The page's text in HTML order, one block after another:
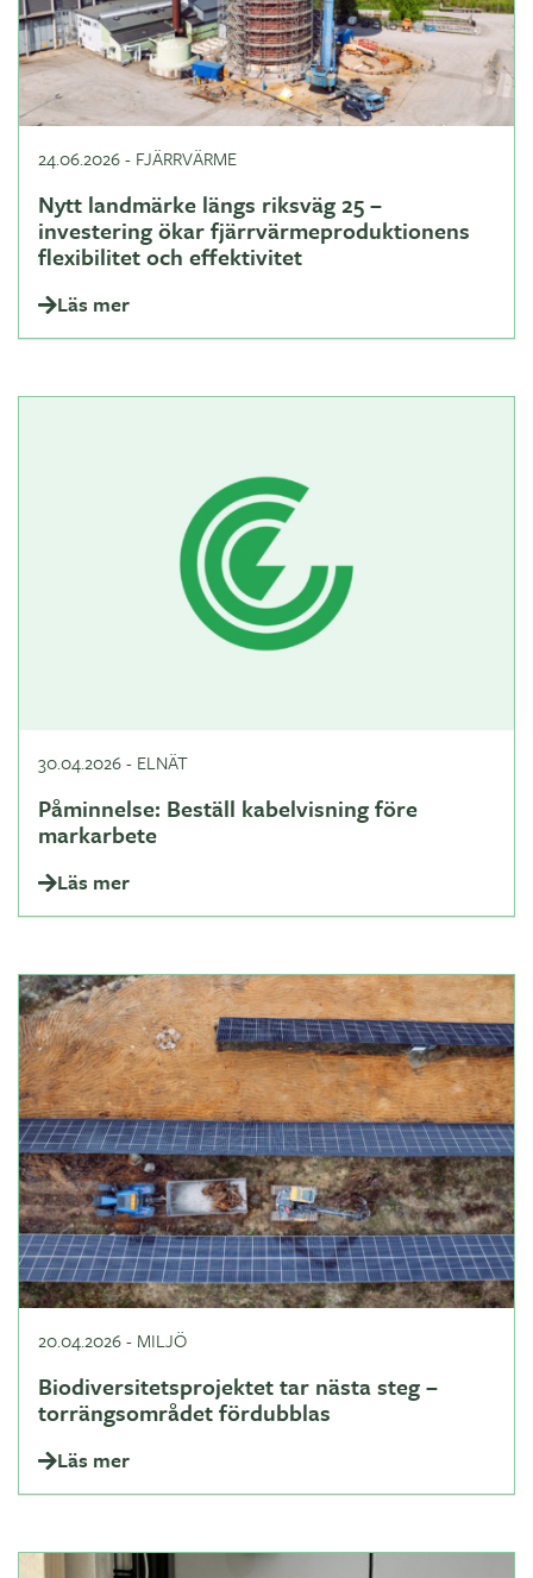
24.06.2026- FJÄRRVÄRME
Nytt landmärke längs riksväg 25 –
investering ökar fjärrvärmeproduktionens
flexibilitet och effektivitet
Läs mer
30.04.2026- ELNÄT
Påminnelse: Beställ kabelvisning före
markarbete
Läs mer
20.04.2026- MILJÖ
Biodiversitetsprojektet tar nästa steg –
torrängsområdet fördubblas
Läs mer